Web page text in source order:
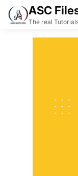
ASC
The real